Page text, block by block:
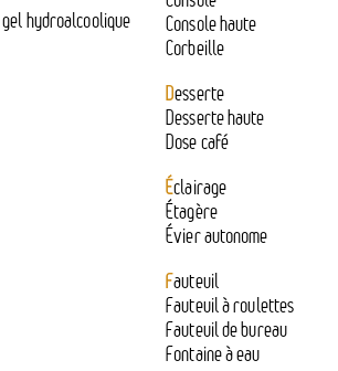
hydroalcoolique
Console haute
Corbeille
Desserte
Desserte haute
Dose café
Éclairage
Étagère
Évier autonome
Fauteuil
Fauteuil à roulettes
Fauteuil de bureau
Fontaine à eau